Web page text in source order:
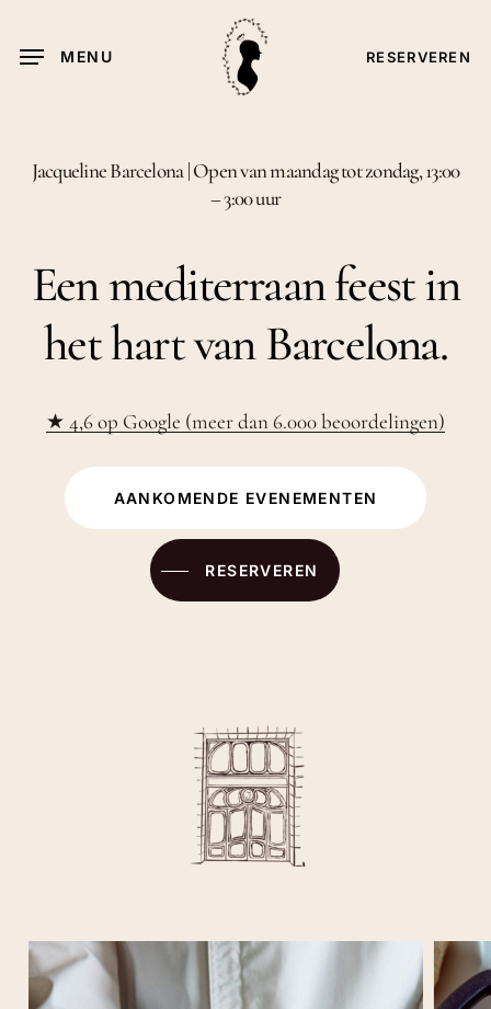
hoofdinhoud
RESERVEREN
MENU
Jacqueline Barcelona | Open van maandag tot zondag, 13:00
– 3:00 uur
Een mediterraan feest in
het hart van Barcelona.
★ 4,6 op Google (meer dan 6.000 beoordelingen)
AANKOMENDE EVENEMENTEN
RESERVEREN